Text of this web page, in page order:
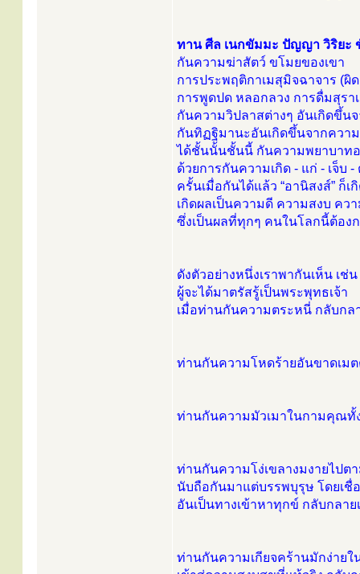
ทาน ศีล เนกขัมมะ ปัญญา วิริยะ
กันความฆ่าสัตว์ ขโมยของเขา
การประพฤติกาเมสุมิจฉาจาร (ผิ
การพูดปด หลอกลวง การดื่มสุรา
กันความวิปลาสต่างๆ อันเกิดขึ้น
กันทิฏฐิมานะอันเกิดขึ้นจากควา
ได้ชั้นนั้นชั้นนี้ กันความพยาบาทอ
ด้วยการกันความเกิด - แก่ - เจ็บ -
ครั้นเมื่อกันได้แล้ว “อานิสงส์” ก็เ
เกิดผลเป็นความดี ความสงบ คว
ซึ่งเป็นผลที่ทุกๆ คนในโลกนี้ต้อง
ดังตัวอย่างหนึ่งเราพากันเห็น เช่
ผู้จะได้มาตรัสรู้เป็นพระพุทธเจ้า
เมื่อท่านกันความตระหนี่ กลับกล
ท่านกันความโหดร้ายอันขาดเม
ท่านกันความมัวเมาในกามคุณทั้
ท่านกันความโง่เขลางมงายไปต
นับถือกันมาแต่บรรพบุรุษ โดยเชื่
อันเป็นทางเข้าหาทุกข์ กลับกลา
ท่านกันความเกียจคร้านมักง่ายใ